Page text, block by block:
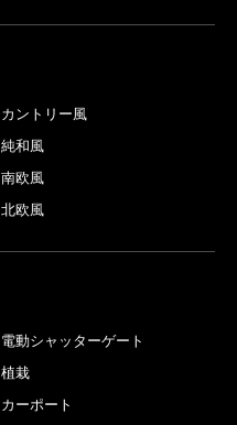
カントリー風
純和風
南欧風
北欧風
電動シャッターゲート
植栽
カーポート